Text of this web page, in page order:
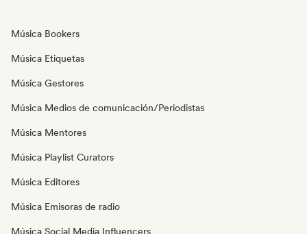
Música Bookers
Música Etiquetas
Música Gestores
Música Medios de comunicación/Periodistas
Música Mentores
Música Playlist Curators
Música Editores
Música Emisoras de radio
Música Social Media Influencers